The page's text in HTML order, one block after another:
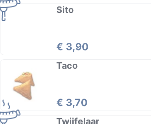
Sito
€ 3,90
Taco
€ 3,70
Twijfelaar